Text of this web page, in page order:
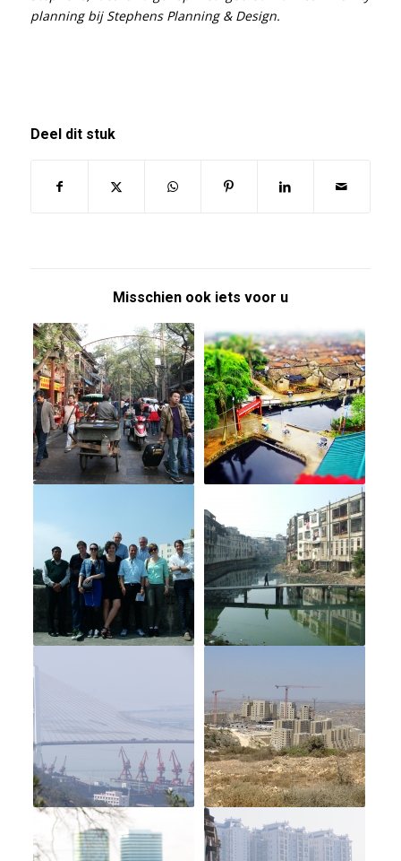
planning bij Stephens Planning & Design.
Deel dit stuk
Misschien ook iets voor u